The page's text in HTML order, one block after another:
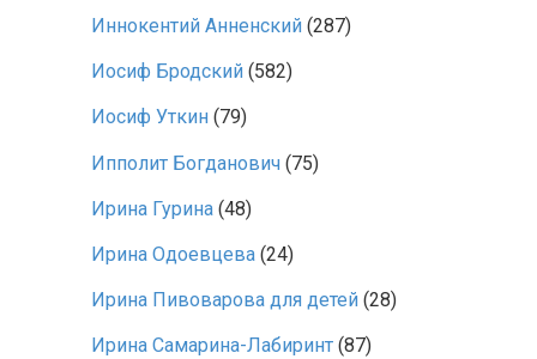
Иннокентий Анненский (287)
Иосиф Бродский (582)
Иосиф Уткин (79)
Ипполит Богданович (75)
Ирина Гурина (48)
Ирина Одоевцева (24)
Ирина Пивоварова для детей (28)
Ирина Самарина-Лабиринт (87)